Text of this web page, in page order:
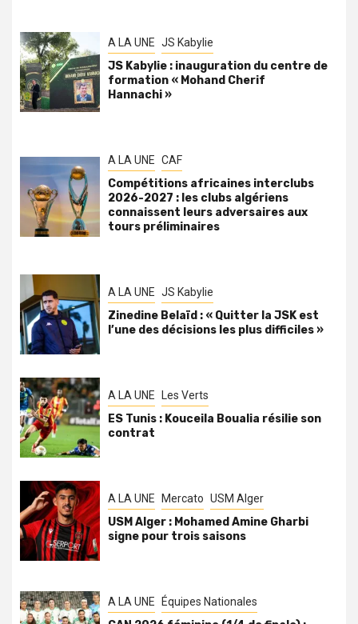
A LA UNE JS Kabylie
JS Kabylie : inauguration du centre de
formation « Mohand Cherif
Hannachi »
A LA UNE CAF
Compétitions africaines interclubs
2026-2027 : les clubs algériens
connaissent leurs adversaires aux
tours préliminaires
A LA UNE JS Kabylie
Zinedine Belaïd : « Quitter la JSK est
l’une des décisions les plus difficiles »
A LA UNE Les Verts
ES Tunis : Kouceila Boualia résilie son
contrat
A LA UNE Mercato USM Alger
USM Alger : Mohamed Amine Gharbi
signe pour trois saisons
A LA UNE Équipes Nationales